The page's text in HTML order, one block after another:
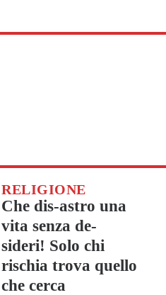
RELIGIONE
Che dis-astro una
vita senza de-
sideri! Solo chi
rischia trova quello
che cerca